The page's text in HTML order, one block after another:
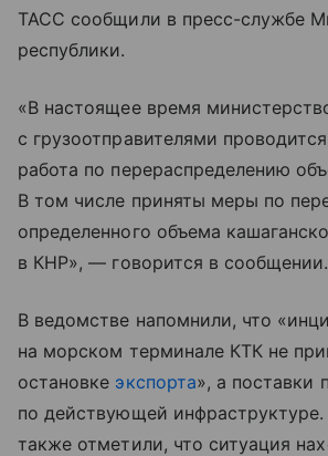
ТАСС сообщили в пресс-службе
республики.
«В настоящее время
с грузоотправителями
работа по перераспределению
В том числе приняты меры по
определенного объема
в КНР», — говорится в сообщении.
В ведомстве напомнили, что
на морском терминале КТК не
остановке экспорта», а поставки
по действующей
также отметили, что ситуация